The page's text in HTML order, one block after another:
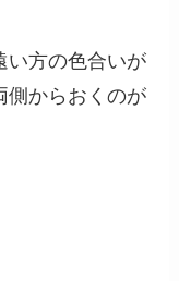
い方の色合いが
側からおくのが